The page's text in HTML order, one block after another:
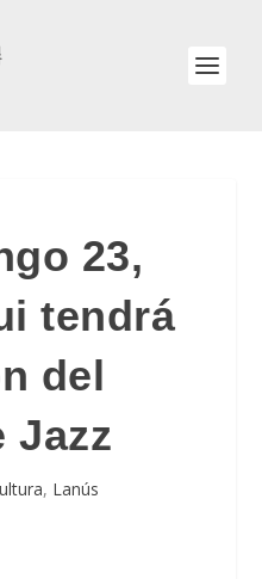
23,
tendrá
del
Jazz
, Lanús